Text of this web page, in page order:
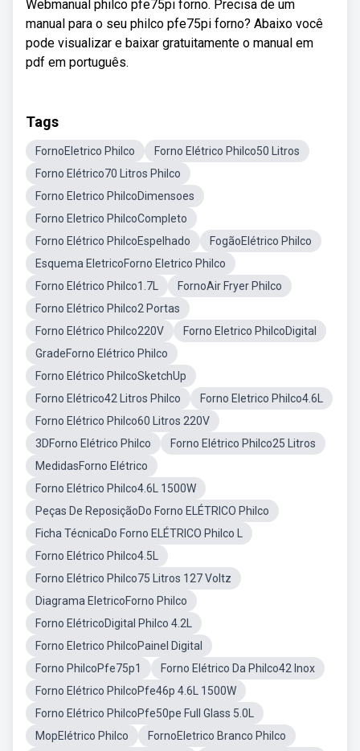
Webmanual philco pfe75pi forno. Precisa de um
manual para o seu philco pfe75pi forno? Abaixo você
pode visualizar e baixar gratuitamente o manual em
pdf em português.
Tags
FornoEletrico Philco
Forno Elétrico Philco50 Litros
Forno Elétrico70 Litros Philco
Forno Eletrico PhilcoDimensoes
Forno Eletrico PhilcoCompleto
Forno Elétrico PhilcoEspelhado
FogãoElétrico Philco
Esquema EletricoForno Eletrico Philco
Forno Elétrico Philco1.7L
FornoAir Fryer Philco
Forno Elétrico Philco2 Portas
Forno Elétrico Philco220V
Forno Eletrico PhilcoDigital
GradeForno Elétrico Philco
Forno Elétrico PhilcoSketchUp
Forno Elétrico42 Litros Philco
Forno Eletrico Philco4.6L
Forno Elétrico Philco60 Litros 220V
3DForno Elétrico Philco
Forno Elétrico Philco25 Litros
MedidasForno Elétrico
Forno Elétrico Philco4.6L 1500W
Peças De ReposiçãoDo Forno ELÉTRICO Philco
Ficha TécnicaDo Forno ELÉTRICO Philco L
Forno Elétrico Philco4.5L
Forno Elétrico Philco75 Litros 127 Voltz
Diagrama EletricoForno Philco
Forno ElétricoDigital Philco 4.2L
Forno Eletrico PhilcoPainel Digital
Forno PhilcoPfe75p1
Forno Elétrico Da Philco42 Inox
Forno Elétrico PhilcoPfe46p 4.6L 1500W
Forno Elétrico PhilcoPfe50pe Full Glass 5.0L
MopElétrico Philco
FornoEletrico Branco Philco